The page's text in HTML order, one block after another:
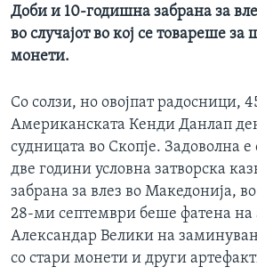
Доби и 10-годишна забрана за
во случајот во кој се товареше
монети.
Со солзи, но овојпат радосници,
Американската Кенди Данлап
судницата во Скопје. Задоволна е
две години условна затворска
забрана за влез во Македонија, во
28-ми септември беше фатена на
Александар Велики на
со стари монети и други